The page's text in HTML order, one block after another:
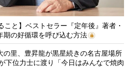
こと】ベストセラー『定年後』著者・
期の好循環を呼び込む方法
の里、豊昇龍が黒星続きの名古屋場所
下位力士に渡り「今日はみんなで焼肉